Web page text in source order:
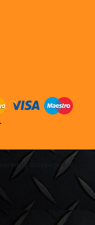
by Shoppagina.nl